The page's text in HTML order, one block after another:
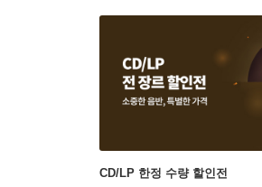
CD/LP 한정 수량 할인전